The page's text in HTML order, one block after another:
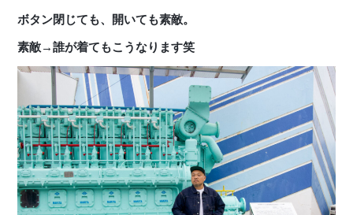
ボタン閉じても、開いても素敵。
素敵→誰が着てもこうなります笑